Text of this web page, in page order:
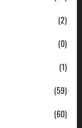
(2)
(0)
(1)
(59)
(60)